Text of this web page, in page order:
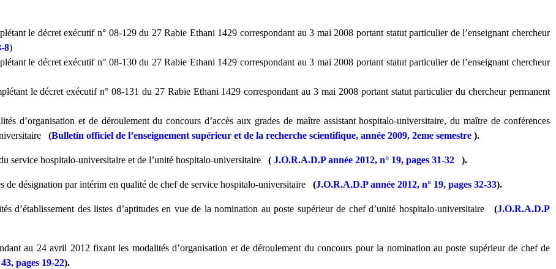
le décret exécutif n° 08-129 du 27 Rabie Ethani 1429 correspondant au 3 mai 2008 portant statut particulier de l’enseignant chercheur
8)
le décret exécutif n° 08-130 du 27 Rabie Ethani 1429 correspondant au 3 mai 2008 portant statut particulier de l’enseignant chercheur
le décret exécutif n° 08-131 du 27 Rabie Ethani 1429 correspondant au 3 mai 2008 portant statut particulier du chercheur permanent
d’organisation et de déroulement du concours d’accès aux grades de maître assistant hospitalo-universitaire, du maître de conférences
(Bulletin officiel de l’enseignement supérieur et de la recherche scientifique, année 2009, 2eme semestre ).
service hospitalo-universitaire et de l’unité hospitalo-universitaire ( J.O.R.A.D.P année 2012, n° 19, pages 31-32 ).
désignation par intérim en qualité de chef de service hospitalo-universitaire (J.O.R.A.D.P année 2012, n° 19, pages 32-33).
d’établissement des listes d’aptitudes en vue de la nomination au poste supérieur de chef d’unité hospitalo-universitaire (J.O.R.A.D.P
au 24 avril 2012 fixant les modalités d’organisation et de déroulement du concours pour la nomination au poste supérieur de chef de
pages 19-22).